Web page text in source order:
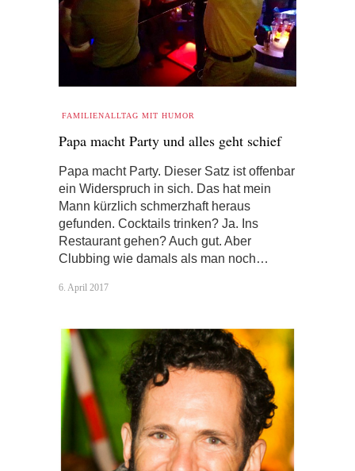
FAMILIENALLTAG MIT HUMOR
Papa macht Party und alles geht schief
Papa macht Party. Dieser Satz ist offenbar
ein Widerspruch in sich. Das hat mein
Mann kürzlich schmerzhaft heraus
gefunden. Cocktails trinken? Ja. Ins
Restaurant gehen? Auch gut. Aber
Clubbing wie damals als man noch…
6. April 2017